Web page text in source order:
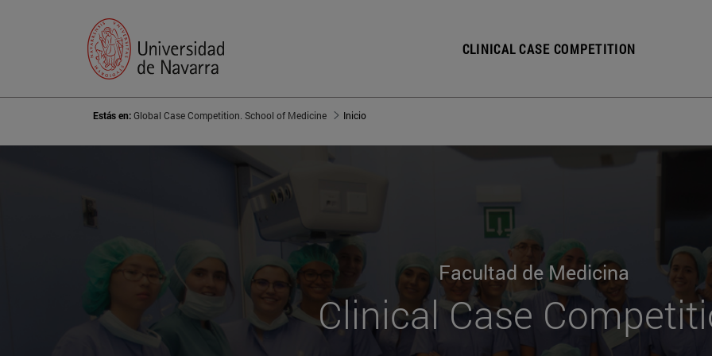
CLINICAL CASE COMPETITION
Estás en:Global Case Competition. School of Medicine Inicio
Facultad de Medicina
Clinical Case